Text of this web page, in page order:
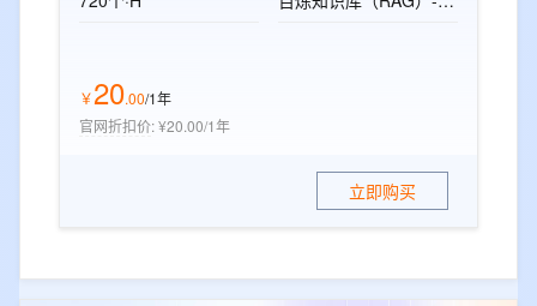
￥20.00/1年
官网折扣价:¥20.00/1年
立即购买